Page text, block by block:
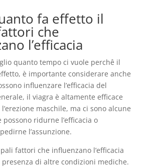
fa effetto il
che
l’efficacia
quanto tempo ci vuole perchê il
è importante considerare anche
influenzare l’efficacia del
il viagra è altamente efficace
maschile, ma ci sono alcune
ridurne l’efficacia o
l’assunzione.
fattori che influenzano l’efficacia
di altre condizioni mediche.